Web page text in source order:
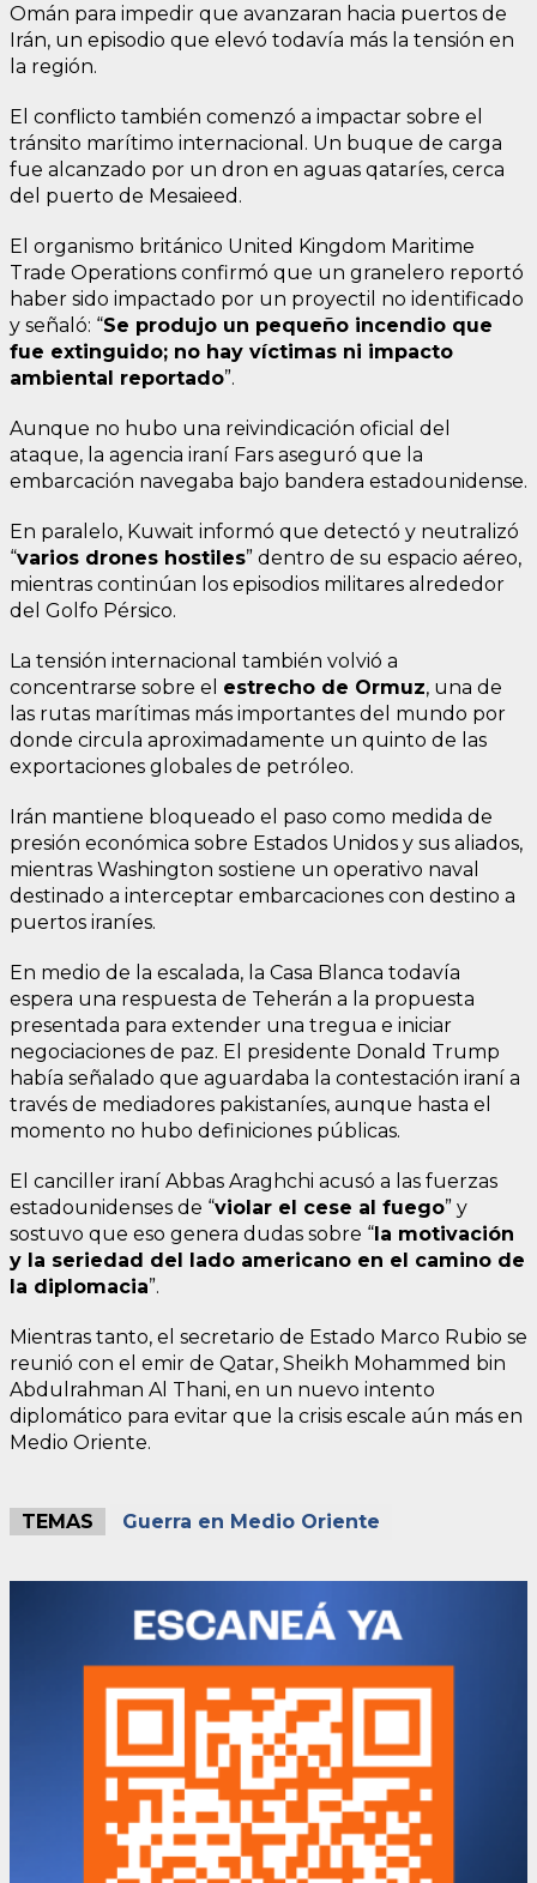
Omán para impedir que avanzaran hacia puertos de
Irán, un episodio que elevó todavía más la tensión en
la región.
El conflicto también comenzó a impactar sobre el
tránsito marítimo internacional. Un buque de carga
fue alcanzado por un dron en aguas qataríes, cerca
del puerto de Mesaieed.
El organismo británico United Kingdom Maritime
Trade Operations confirmó que un granelero reportó
haber sido impactado por un proyectil no identificado
y señaló: “Se produjo un pequeño incendio que
fue extinguido; no hay víctimas ni impacto
ambiental reportado”.
Aunque no hubo una reivindicación oficial del
ataque, la agencia iraní Fars aseguró que la
embarcación navegaba bajo bandera estadounidense.
En paralelo, Kuwait informó que detectó y neutralizó
“varios drones hostiles” dentro de su espacio aéreo,
mientras continúan los episodios militares alrededor
del Golfo Pérsico.
La tensión internacional también volvió a
concentrarse sobre el estrecho de Ormuz, una de
las rutas marítimas más importantes del mundo por
donde circula aproximadamente un quinto de las
exportaciones globales de petróleo.
Irán mantiene bloqueado el paso como medida de
presión económica sobre Estados Unidos y sus aliados,
mientras Washington sostiene un operativo naval
destinado a interceptar embarcaciones con destino a
puertos iraníes.
En medio de la escalada, la Casa Blanca todavía
espera una respuesta de Teherán a la propuesta
presentada para extender una tregua e iniciar
negociaciones de paz. El presidente Donald Trump
había señalado que aguardaba la contestación iraní a
través de mediadores pakistaníes, aunque hasta el
momento no hubo definiciones públicas.
El canciller iraní Abbas Araghchi acusó a las fuerzas
estadounidenses de “violar el cese al fuego” y
sostuvo que eso genera dudas sobre “la motivación
y la seriedad del lado americano en el camino de
la diplomacia”.
Mientras tanto, el secretario de Estado Marco Rubio se
reunió con el emir de Qatar, Sheikh Mohammed bin
Abdulrahman Al Thani, en un nuevo intento
diplomático para evitar que la crisis escale aún más en
Medio Oriente.
TEMAS Guerra en Medio Oriente